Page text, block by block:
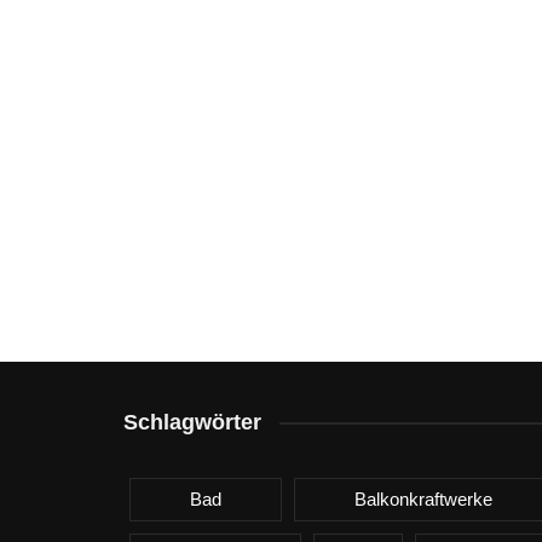
Schlagwörter
Bad Balkonkraftwerke